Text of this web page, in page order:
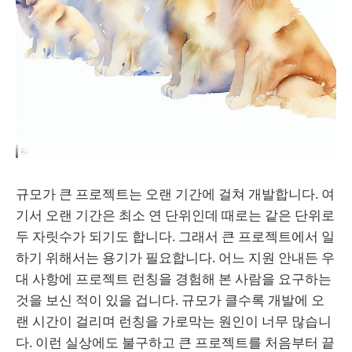
규모가 큰 프로젝트는 오랜 기간에 걸쳐 개발합니다. 여
기서 오랜 기간은 최소 연 단위인데 때로는 같은 단위로
두 자릿수가 되기도 합니다. 그래서 큰 프로젝트에서 일
하기 위해서는 용기가 필요합니다. 어느 지원 안내든 우
대 사항에 프로젝트 런칭을 경험해 본 사람을 요구하는
것을 보신 적이 있을 겁니다. 규모가 클수록 개발에 오
랜 시간이 걸리며 런칭을 가로막는 원인이 너무 많습니
다. 이런 실상에도 불구하고 큰 프로젝트를 처음부터 끝